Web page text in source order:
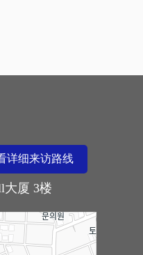
详细来访路线
大厦 3楼